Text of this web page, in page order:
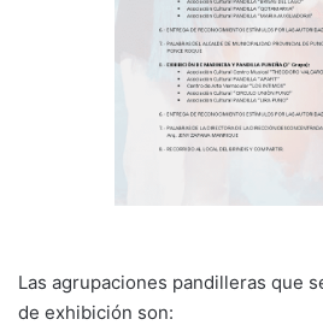
Las agrupaciones pandilleras que
de exhibición son: